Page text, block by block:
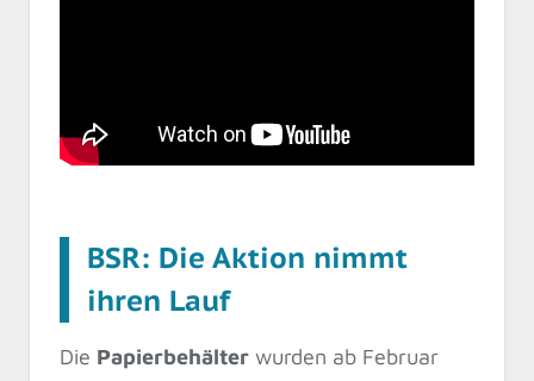
BSR: Die Aktion nimmt
ihren Lauf
Die Papierbehälter wurden ab Februar